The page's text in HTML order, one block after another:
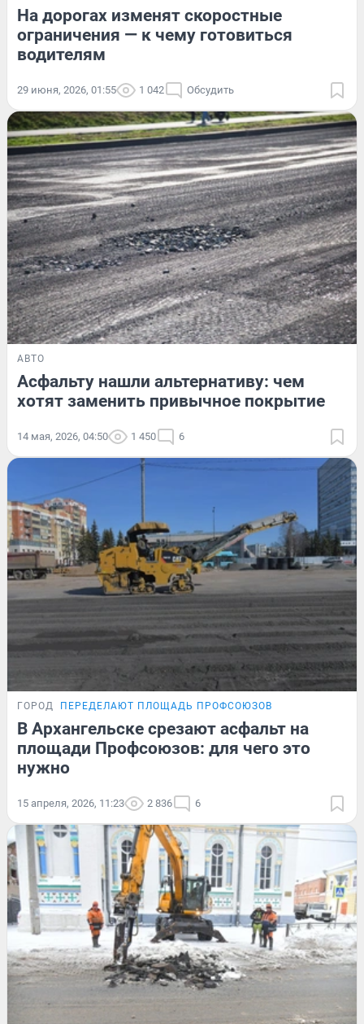
На дорогах изменят скоростные
ограничения — к чему готовиться
водителям
29 июня, 2026, 01:55 1 042 Обсудить
АВТО
Асфальту нашли альтернативу: чем
хотят заменить привычное покрытие
14 мая, 2026, 04:50 1 450 6
ГОРОД ПЕРЕДЕЛАЮТ ПЛОЩАДЬ ПРОФСОЮЗОВ
В Архангельске срезают асфальт на
площади Профсоюзов: для чего это
нужно
15 апреля, 2026, 11:23 2 836 6